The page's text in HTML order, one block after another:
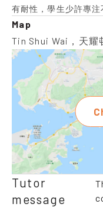
有耐性，學生少許專注
Map
Tin Shui Wai，天耀
Tutor
message